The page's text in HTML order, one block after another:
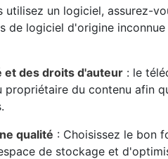
utilisez un logiciel, assurez-
de logiciel d'origine
et des droits d'auteur : le
propriétaire du contenu afin
qualité : Choisissez le bon
de stockage et